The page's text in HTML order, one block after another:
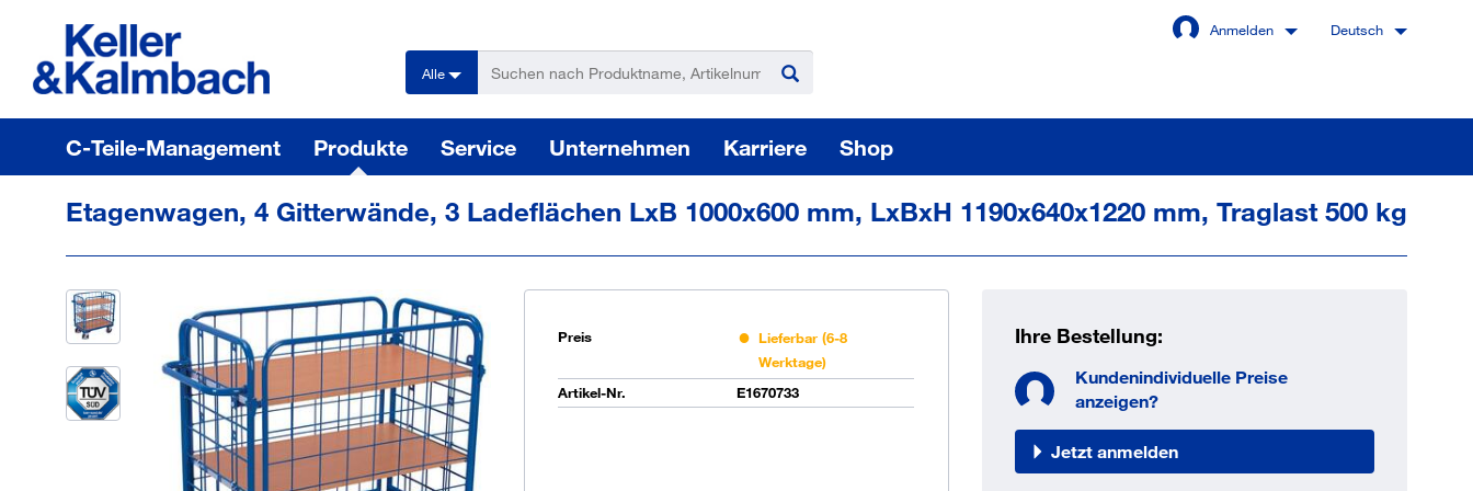
Anmelden
Angemeldet bleiben
Sie sind noch kein Kunde
Deutsch
Alle
C-Teile-Management Produkte Service Unternehmen Karriere Shop
Etagenwagen, 4 Gitterwände, 3 Ladeflächen LxB 1000x600 mm, LxBxH 1190x640x1220 mm, Traglast 500 kg
Preis
Lieferbar (6-8
Werktage)
Artikel-Nr.
E1670733
Ihre Bestellung:
Kundenindividuelle Preise
anzeigen?
Jetzt anmelden